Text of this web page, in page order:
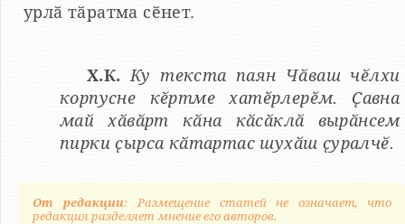
урлӑ тӑратма сӗнет.
Х.К. Ку текста паян Чӑваш чӗлхи
корпусне кӗртме хатӗрлерӗм. Ҫавна
май хӑвӑрт кӑна кӑсӑклӑ вырӑнсем
пирки ҫырса кӑтартас шухӑш ҫуралчӗ.
От редакции: Размещение статей не означает, что
редакция разделяет мнение его авторов.